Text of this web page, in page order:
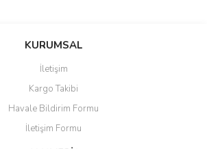
Bu ürüne ilk yorumu siz yapın!
bozuk veya görüntülenemiyor.
eksik bilgiler bulunuyor.
hatalar bulunuyor.
KURUMSAL
İletişim
Kargo Takibi
Havale Bildirim Formu
İletişim Formu